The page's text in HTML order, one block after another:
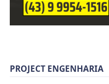
PROJECT ENGENHARIA